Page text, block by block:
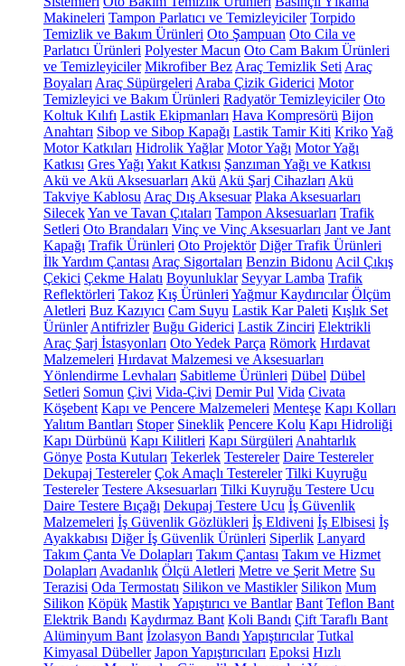
Makineleri Tampon Parlatıcı ve Temizleyiciler Torpido
Temizlik ve Bakım Ürünleri Oto Şampuan Oto Cila ve
Parlatıcı Ürünleri Polyester Macun Oto Cam Bakım Ürünleri
ve Temizleyiciler Mikrofiber Bez Araç Temizlik Seti Araç
Boyaları Araç Süpürgeleri Araba Çizik Giderici Motor
Temizleyici ve Bakım Ürünleri Radyatör Temizleyiciler Oto
Koltuk Kılıfı Lastik Ekipmanları Hava Kompresörü Bijon
Anahtarı Sibop ve Sibop Kapağı Lastik Tamir Kiti KrikoYağ
Motor Katkıları Hidrolik Yağlar Motor Yağı Motor Yağı
Katkısı Gres Yağı Yakıt Katkısı Şanzıman Yağı ve Katkısı
Akü ve Akü Aksesuarları Akü Akü Şarj Cihazları Akü
Takviye Kablosu Araç Dış Aksesuar Plaka Aksesuarları
SilecekYan ve Tavan Çıtaları Tampon Aksesuarları Trafik
Setleri Oto Brandaları Vinç ve Vinç Aksesuarları Jant ve Jant
Kapağı Trafik Ürünleri Oto Projektör Diğer Trafik Ürünleri
İlk Yardım Çantası Araç Sigortaları Benzin Bidonu Acil Çıkış
Çekici Çekme Halatı Boyunluklar Seyyar Lamba Trafik
Reflektörleri Takoz Kış Ürünleri Yağmur Kaydırıcılar Ölçüm
Aletleri Buz Kazıyıcı Cam Suyu Lastik Kar Paleti Kışlık Set
Ürünler Antifrizler Buğu Giderici Lastik Zinciri Elektrikli
Araç Şarj İstasyonları Oto Yedek Parça Römork Hırdavat
Malzemeleri Hırdavat Malzemesi ve Aksesuarları
Yönlendirme Levhaları Sabitleme Ürünleri Dübel Dübel
Setleri Somun Çivi Vida-Çivi Demir Pul Vida Civata
Köşebent Kapı ve Pencere Malzemeleri Menteşe Kapı Kolları
Yalıtım Bantları Stoper Sineklik Pencere Kolu Kapı Hidroliği
Kapı Dürbünü Kapı Kilitleri Kapı Sürgüleri Anahtarlık
Gönye Posta Kutuları Tekerlek Testereler Daire Testereler
Dekupaj Testereler Çok Amaçlı Testereler Tilki Kuyruğu
Testereler Testere Aksesuarları Tilki Kuyruğu Testere Ucu
Daire Testere Bıçağı Dekupaj Testere Ucu İş Güvenlik
Malzemeleri İş Güvenlik Gözlükleri İş Eldiveni İş Elbisesi İş
Ayakkabısı Diğer İş Güvenlik Ürünleri Siperlik Lanyard
Takım Çanta Ve Dolapları Takım Çantası Takım ve Hizmet
Dolapları Avadanlık Ölçü Aletleri Metre ve Şerit Metre Su
Terazisi Oda Termostatı Silikon ve Mastikler Silikon Mum
Silikon Köpük MastikYapıştırıcı ve Bantlar Bant Teflon Bant
Elektrik Bandı Kaydırmaz Bant Koli Bandı Çift Taraflı Bant
Alüminyum Bant İzolasyon Bandı Yapıştırıcılar Tutkal
Kimyasal Dübeller Japon Yapıştırıcıları Epoksi Hızlı